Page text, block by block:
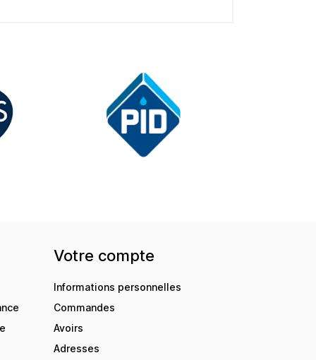
Votre compte
Informations personnelles
Commandes
Avoirs
Adresses